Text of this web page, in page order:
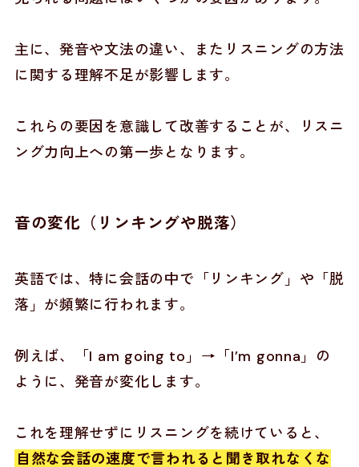
主に、発音や文法の違い、またリスニングの方法
に関する理解不足が影響します。
これらの要因を意識して改善することが、リスニ
ング力向上への第一歩となります。
音の変化（リンキングや脱落）
英語では、特に会話の中で「リンキング」や「脱
落」が頻繁に行われます。
例えば、「I am going to」→「I’m gonna」の
ように、発音が変化します。
これを理解せずにリスニングを続けていると、
自然な会話の速度で言われると聞き取れなくな